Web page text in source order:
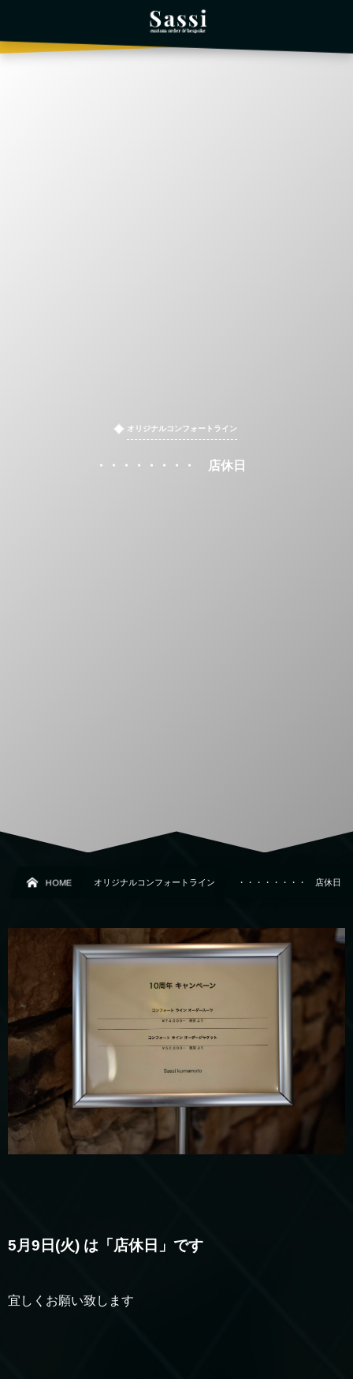
オリジナルコンフォートライン
・・・・・・・・ 店休日
HOME オリジナルコンフォートライン ・・・・・・・・ 店休日
5月9日(火) は「店休日」です
宜しくお願い致します